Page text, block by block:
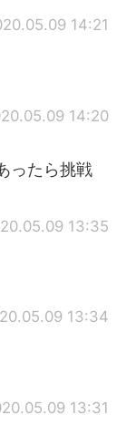
14:21
14:20
ったら挑戦
13:35
13:34
13:31